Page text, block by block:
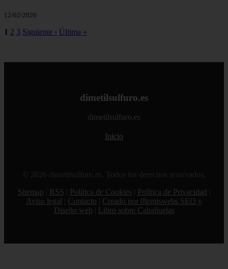
12/02/2026
1 2 3 Siguiente › Última »
dimetilsulfuro.es
dimetilsulfuro.es
Inicio
© 2026 dimetilsulfuro.es. Todos los derechos reservados.
Sitemap
RSS Política de Cookies Política de Privacidad
Aviso legal
Contacto
Creado por 0lemiswebs SEO y
Diseño web
Libro sobre Cabañuelas